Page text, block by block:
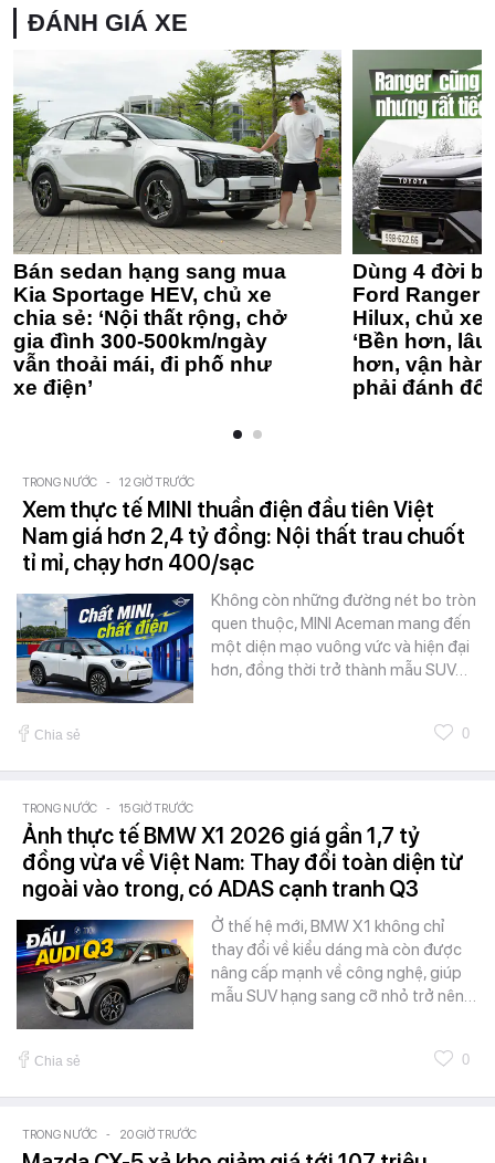
ĐÁNH GIÁ XE
Bán sedan hạng sang mua
Kia Sportage HEV, chủ xe
chia sẻ: ‘Nội thất rộng, chở
gia đình 300-500km/ngày
vẫn thoải mái, đi phố như
xe điện’
Dùng 4 đời
Ford Ranger
Hilux, chủ xe
‘Bền hơn,
hơn, vận
phải đánh
TRONG NƯỚC - 12 GIỜ TRƯỚC
Xem thực tế MINI thuần điện đầu tiên Việt
Nam giá hơn 2,4 tỷ đồng: Nội thất trau chuốt
tỉ mỉ, chạy hơn 400/sạc
Không còn những đường nét bo tròn
quen thuộc, MINI Aceman mang đến
một diện mạo vuông vức và hiện đại
hơn, đồng thời trở thành mẫu SUV…
Chia sẻ 0
TRONG NƯỚC - 15 GIỜ TRƯỚC
Ảnh thực tế BMW X1 2026 giá gần 1,7 tỷ
đồng vừa về Việt Nam: Thay đổi toàn diện từ
ngoài vào trong, có ADAS cạnh tranh Q3
Ở thế hệ mới, BMW X1 không chỉ
thay đổi về kiểu dáng mà còn được
nâng cấp mạnh về công nghệ, giúp
mẫu SUV hạng sang cỡ nhỏ trở nên…
Chia sẻ 0
TRONG NƯỚC - 20 GIỜ TRƯỚC